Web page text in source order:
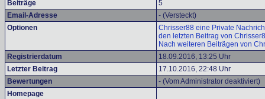
Beiträge
5
Email-Adresse
- (Versteckt)
Optionen
Chrisser88 eine Private
den letzten Beitrag von
Nach weiteren Beiträgen von
Registrierdatum
18.09.2016, 13:25 Uhr
Letzter Beitrag
17.10.2016, 22:48 Uhr
Bewertungen
- (Vom Administrator deaktiviert)
Homepage